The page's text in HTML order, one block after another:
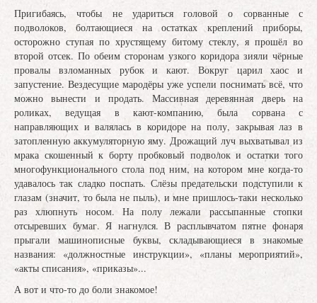
Пригибаясь, чтобы не удариться головой о сорванные с
подволоков, болтающиеся на остатках креплений приборы,
осторожно ступая по хрустящему битому стеклу, я прошёл во
второй отсек. По обеим сторонам узкого коридора зияли чёрные
провалы взломанных рубок и кают. Вокруг царил хаос и
запустение. Вездесущие мародёры уже успели поснимать всё, что
можно вынести и продать. Массивная деревянная дверь на
роликах, ведущая в кают-компанию, была сорвана с
направляющих и валялась в коридоре на полу, закрывая лаз в
затопленную аккумуляторную яму. Дрожащий луч выхватывал из
мрака скошенный к борту пробковый подволок и остатки того
многофункционального стола под ним, на котором мне когда-то
удавалось так сладко поспать. Слёзы предательски подступили к
глазам (значит, то была не пыль), и мне пришлось-таки несколько
раз хлюпнуть носом. На полу лежали рассыпанные стопки
отсыревших бумаг. Я нагнулся. В расплывчатом пятне фонаря
прыгали машинописные буквы, складывающиеся в знакомые
названия: «должностные инструкции», «планы мероприятий»,
«акты списания», «приказы»...
А вот и что-то до боли знакомое!